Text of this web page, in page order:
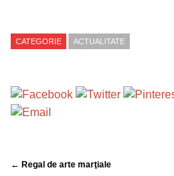
CATEGORIE ACTUALITATE
← Regal de arte marţiale